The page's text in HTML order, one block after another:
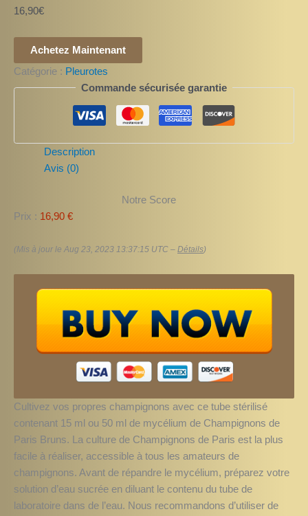
16,90€
Achetez Maintenant
Catégorie : Pleurotes
Commande sécurisée garantie
Description
Avis (0)
Notre Score
Prix : 16,90 €
(Mis à jour le Aug 23, 2023 13:37:15 UTC – Détails)
Cultivez vos propres champignons avec ce tube stérilisé
contenant 15 ml ou 50 ml de mycélium de Champignons de
Paris Bruns. La culture de Champignons de Paris est la plus
facile à réaliser, accessible à tous les amateurs de
champignons. Avant de répandre le mycélium, préparez votre
solution d’eau sucrée en diluant le contenu du tube de
laboratoire dans de l’eau. Nous recommandons d’utiliser de